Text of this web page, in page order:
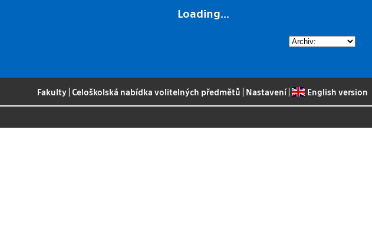
Loading...
Fakulty |Celoškolská nabídka volitelných předmětů Nastavení| English version